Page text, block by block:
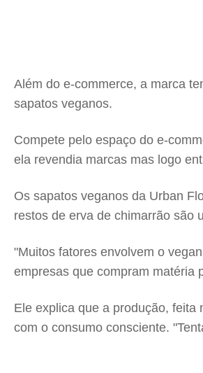
Além do e-commerce, a marca
sapatos veganos.
Compete pelo espaço do e-
ela revendia marcas mas logo
Os sapatos veganos da Urban
restos de erva de chimarrão são
"Muitos fatores envolvem o
empresas que compram matéria
Ele explica que a produção,
com o consumo consciente.